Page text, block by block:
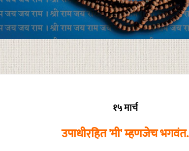
१५ मार्च
उपाधीरहित 'मी' म्हणजेच भगवंत.